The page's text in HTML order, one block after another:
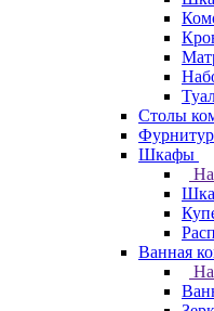
Столы
Шкафы
Ванная